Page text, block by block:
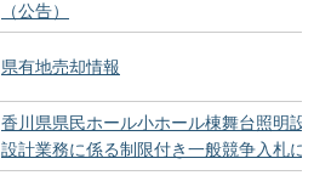
（公告）
県有地売却情報
香川県県民ホール小ホール棟舞台照明設
設計業務に係る制限付き一般競争入札に